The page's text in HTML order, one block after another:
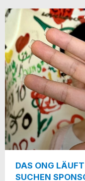
DAS ONG
SUCHEN